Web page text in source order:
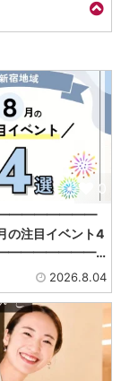
0
注目イベント4
2026.8.04